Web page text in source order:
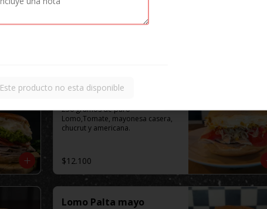
Lomo Completo
250 gramos de puro
Lomo,Tomate, mayonesa casera,
chucrut y americana.
$12.100
Lomo Palta mayo
Este producto no esta disponible